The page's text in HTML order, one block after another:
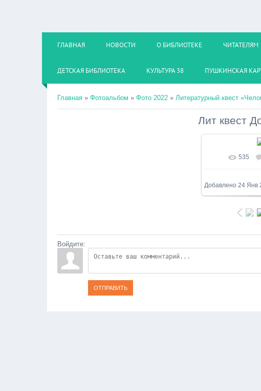
ГЛАВНАЯ НОВОСТИ О БИБЛИОТЕКЕ ЧИТАТЕЛЯМ
ДЕТСКАЯ БИБЛИОТЕКА КУЛЬТУРА 38 ПУШКИНСКАЯ
Главная » Фотоальбом » Фото 2022 » Литературный квест
Лит квест
В реальном
535
Добавлено 24 Янв
Войдите:
ОТПРАВИТЬ